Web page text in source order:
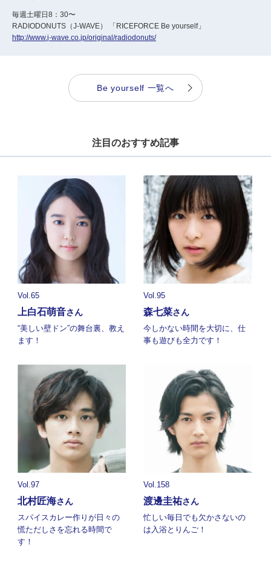
毎週土曜日8：30〜
RADIODONUTS（J-WAVE） 「RICEFORCE Be yourself」
http://www.j-wave.co.jp/original/radiodonuts/
Be yourself 一覧へ
注目のおすすめ記事
Vol.65
上白石萌音さん
“美しい壁ドン”の舞台裏、教え
ます！
Vol.95
森七菜さん
今しかない時間を大切に、仕
事も遊びも全力です！
Vol.97
北村匠海さん
スパイスカレー作りが日々の
慌ただしさを忘れる時間で
す！
Vol.158
渡邊圭祐さん
忙しい毎日でも欠かさないの
は入浴とりんご！